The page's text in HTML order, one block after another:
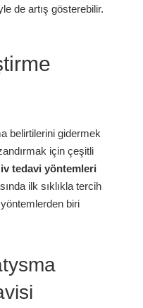
de artış gösterebilir.
belirtilerini gidermek
için çeşitli
tedavi yöntemleri
ilk sıklıkla tercih
biri